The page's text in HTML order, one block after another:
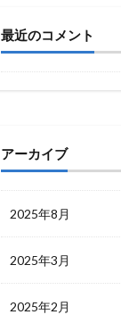
最近のコメント
アーカイブ
2025年8月
2025年3月
2025年2月